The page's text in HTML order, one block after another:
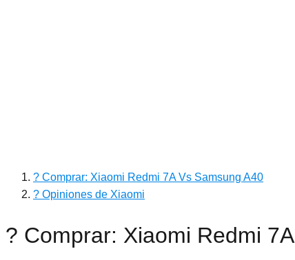
? Comprar: Xiaomi Redmi 7A Vs Samsung A40
? Opiniones de Xiaomi
? Comprar: Xiaomi Redmi